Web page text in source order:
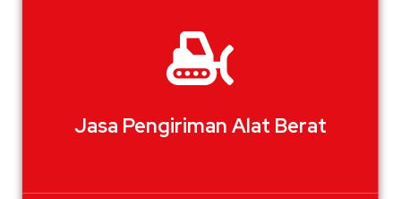
Jasa Pengiriman Alat Berat